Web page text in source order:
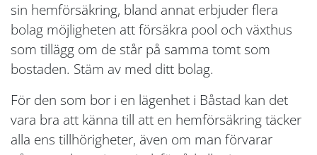
sin hemförsäkring, bland annat erbjuder flera
bolag möjligheten att försäkra pool och växthus
som tillägg om de står på samma tomt som
bostaden. Stäm av med ditt bolag.
För den som bor i en lägenhet i Båstad kan det
vara bra att känna till att en hemförsäkring täcker
alla ens tillhörigheter, även om man förvarar